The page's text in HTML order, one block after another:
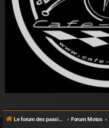
Le forum des passionnés de Café Racer Forum Motos